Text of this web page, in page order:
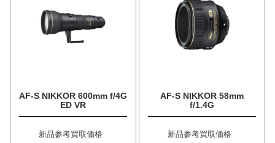
AF-S NIKKOR 600mm f/4G
ED VR
新品参考買取価格
AF-S NIKKOR 58mm
f/1.4G
新品参考買取価格